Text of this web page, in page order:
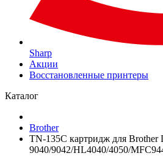
Sharp
Акции
Восстановленные принтеры
Каталог
Brother
TN-135C картридж для Brother
9040/9042/HL4040/4050/